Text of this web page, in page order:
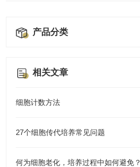
产品分类
相关文章
细胞计数方法
27个细胞传代培养常见问题
何为细胞老化，培养过程中如何避免？